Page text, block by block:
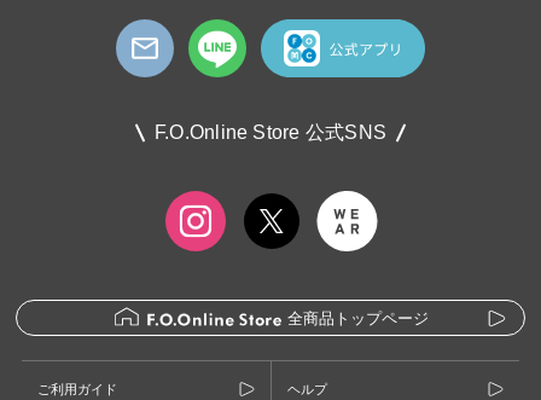
F.O.Online Store 公式SNS
全商品トップページ
ご利用ガイド ヘルプ